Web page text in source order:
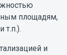
площадям,
т.п.).
и